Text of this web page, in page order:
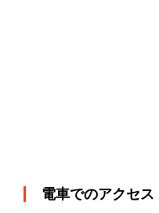
電車でのアクセス